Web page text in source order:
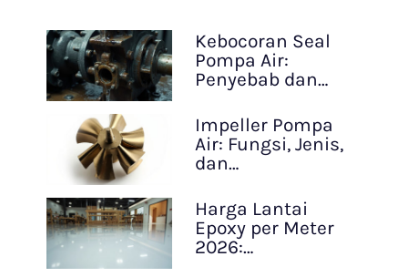
Kebocoran Seal
Pompa Air:
Penyebab dan…
Impeller Pompa
Air: Fungsi, Jenis,
dan…
Harga Lantai
Epoxy per Meter
2026:…